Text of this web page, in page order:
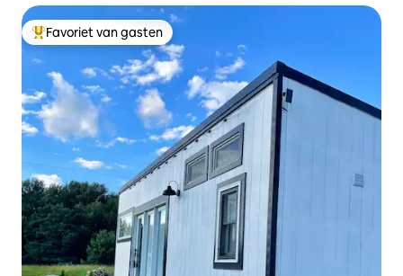
Topfavoriet van gasten
Favoriet van gasten